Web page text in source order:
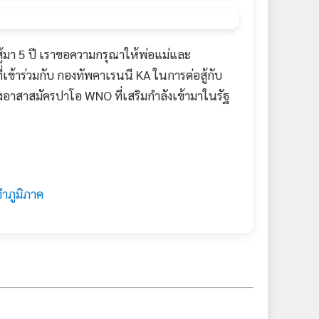
5 ปี เราขอความกรุณาให้พ่อแม่และ
ร่วมกับ กองทัพคาเรนนี KA ในการต่อสู้กับ
าสมัครปาโอ WNO ที่เสริมกำลังเข้ามาในรัฐ
ำภูมิภาค